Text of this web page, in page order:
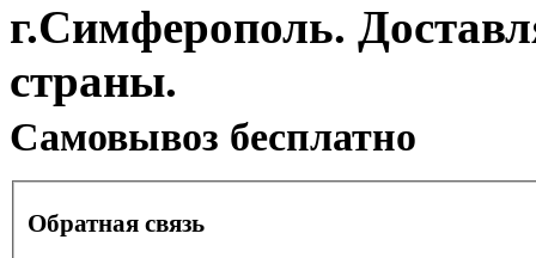
г.Симферополь.
страны.
Cамовывоз бесплатно
Обратная связь